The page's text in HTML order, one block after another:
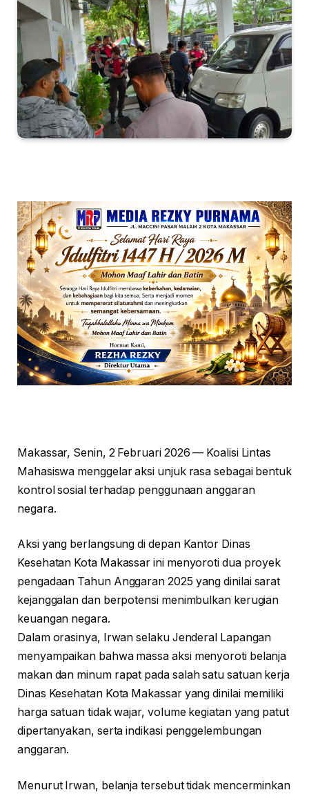
Makassar, Senin, 2 Februari 2026 — Koalisi Lintas
Mahasiswa menggelar aksi unjuk rasa sebagai bentuk
kontrol sosial terhadap penggunaan anggaran
negara.
Aksi yang berlangsung di depan Kantor Dinas
Kesehatan Kota Makassar ini menyoroti dua proyek
pengadaan Tahun Anggaran 2025 yang dinilai sarat
kejanggalan dan berpotensi menimbulkan kerugian
keuangan negara.
Dalam orasinya, Irwan selaku Jenderal Lapangan
menyampaikan bahwa massa aksi menyoroti belanja
makan dan minum rapat pada salah satu satuan kerja
Dinas Kesehatan Kota Makassar yang dinilai memiliki
harga satuan tidak wajar, volume kegiatan yang patut
dipertanyakan, serta indikasi penggelembungan
anggaran.
Menurut Irwan, belanja tersebut tidak mencerminkan